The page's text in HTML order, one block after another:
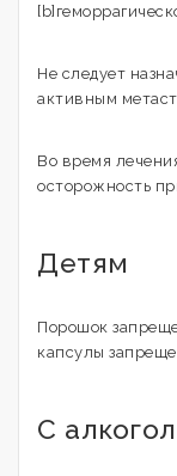
Не следует
активным
Во время
осторожность
Детям
Порошок
капсулы
С